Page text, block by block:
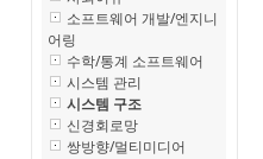
소프트웨어 개발/엔지니
어링
수학/통계 소프트웨어
시스템 관리
시스템 구조
신경회로망
쌍방향/멀티미디어